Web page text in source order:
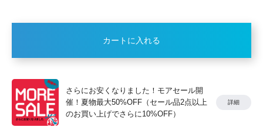
カートに入れる
さらにお安くなりました！モアセール開
催！夏物最大50%OFF（セール品2点以上
のお買い上げでさらに10%OFF）
詳細